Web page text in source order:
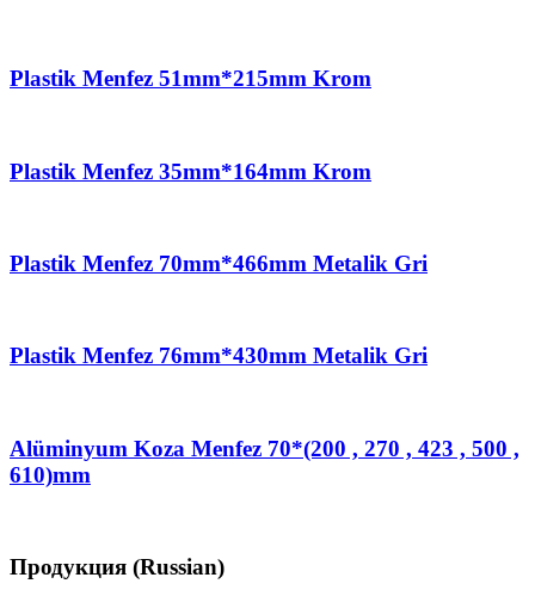
Plastik Menfez 51mm*215mm Krom
Plastik Menfez 35mm*164mm Krom
Plastik Menfez 70mm*466mm Metalik Gri
Plastik Menfez 76mm*430mm Metalik Gri
Alüminyum Koza Menfez 70*(200 , 270 , 423 , 500 ,
610)mm
Продукция (Russian)